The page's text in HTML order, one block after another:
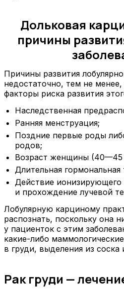
Дольковая
причины
Причины развития
недостаточно, тем не
факторы риска развития
Наследственная
Ранняя менструация;
Поздние первые роды
родов;
Возраст женщины (40—45
Длительная гормональная
Действие ионизирующего
и прохождение лучевой
Лобулярную карциному
распознать, поскольку она
у пациенток с этим
какие-либо
в груди, выделения из соска
Рак груди —